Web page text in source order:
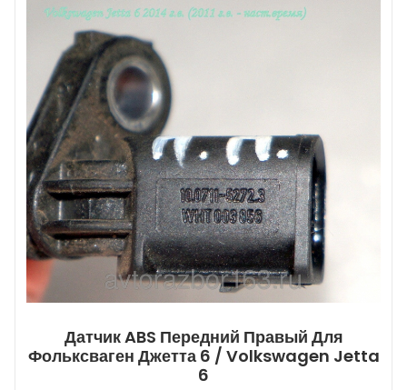
Датчик ABS Передний Правый Для
Фольксваген Джетта 6 / Volkswagen Jetta
6